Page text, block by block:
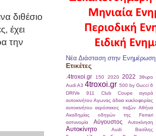
διθέσιο
έχει
την
Νέα Διάσταση στην Ενημέρωση
Ετικέτες
.4troxoi.gr 150 2020 2022
3θυρο
Audi A3 4troxoi.gr 500 by Gucci 6
DRIVe
911 Club Coupe
αγορά
αυτοκινήτου Αγωνας άδεια κυκλοφορίας
αυτοκινήτου αερόσακος πεζών Αθήνα
Ακαδημίας οδηγών της Ferrari
αστυνομία
Αύγουστος Αυτοκίνηση
Αυτοκίνητο Αudi
Βασίλης